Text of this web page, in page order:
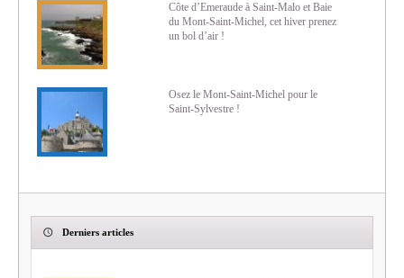
Côte d’Emeraude à Saint-Malo et Baie
du Mont-Saint-Michel, cet hiver prenez
un bol d’air !
Osez le Mont-Saint-Michel pour le
Saint-Sylvestre !
Derniers articles